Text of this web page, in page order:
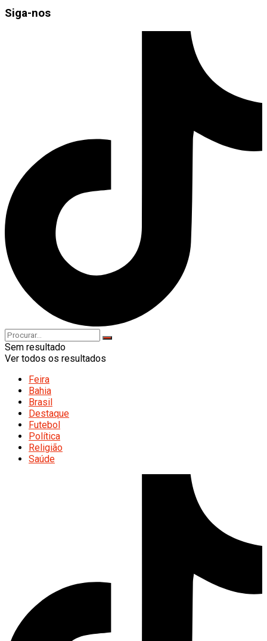
Siga-nos
Sem resultado
Ver todos os resultados
Feira
Bahia
Brasil
Destaque
Futebol
Política
Religião
Saúde